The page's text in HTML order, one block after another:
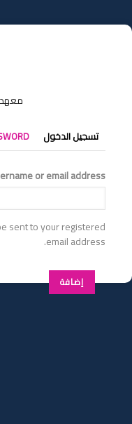
إلى
المحتوى
التبويبات
الأساسية
تسجيل الدخول
or email address
sent to your registered
email address.